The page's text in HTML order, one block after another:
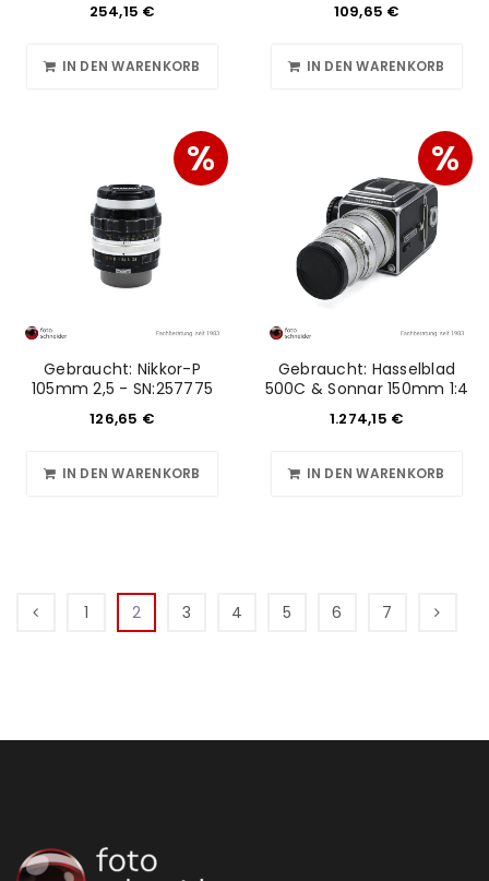
254,15 €
IN DEN WARENKORB
109,65 €
IN DEN WARENKORB
%
Gebraucht: Nikkor-P
105mm 2,5 - SN:257775
126,65 €
IN DEN WARENKORB
%
Gebraucht: Hasselblad
500C & Sonnar 150mm 1:4
1.274,15 €
IN DEN WARENKORB
1 2 3 4 5 6 7